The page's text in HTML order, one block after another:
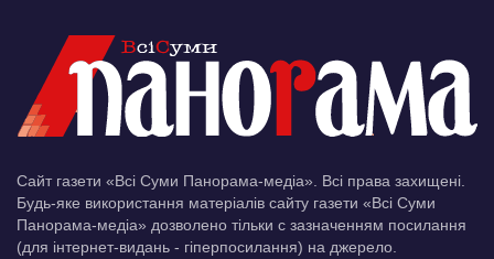
Сайт газети «Всі Суми Панорама-медіа». Всі права захищені.
Будь-яке використання матеріалів сайту газети «Всі Суми
Панорама-медіа» дозволено тільки c зазначенням посилання
(для інтернет-видань - гіперпосилання) на джерело.